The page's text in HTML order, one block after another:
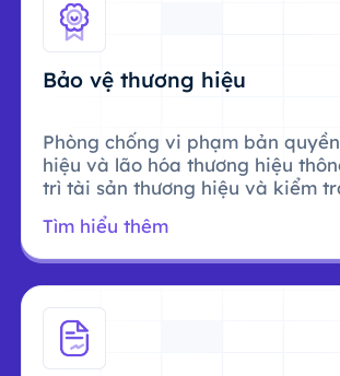
Bảo vệ thương hiệu
Phòng chống vi phạm bản
hiệu và lão hóa thương hiệu
trì tài sản thương hiệu và kiểm
Tìm hiểu thêm